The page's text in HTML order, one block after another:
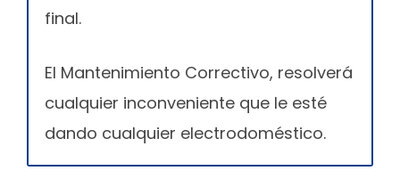
final.
El Mantenimiento Correctivo, resolverá
cualquier inconveniente que le esté
dando cualquier electrodoméstico.